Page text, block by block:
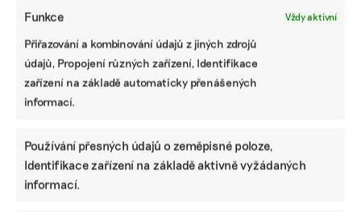
Funkce Vždy aktivní
Přiřazování a kombinování údajů z jiných zdrojů
údajů, Propojení různých zařízení, Identifikace
zařízení na základě automaticky přenášených
informací.
Používání přesných údajů o zeměpisné poloze,
Identifikace zařízení na základě aktivně vyžádaných
informací.
Deset hlavních změn ve standardech ESRS:
od menšího množství dat po jasnější
Které firmy mají nově povinnost
zveřejňovat informace o udržitelnosti podle